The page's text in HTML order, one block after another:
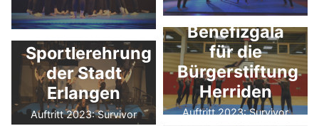
Benefizgala
für die
Bürgerstiftung
Herriden
Auftritt 2023: Survivor
Sportlerehrung
der Stadt
Erlangen
Auftritt 2023: Survivor